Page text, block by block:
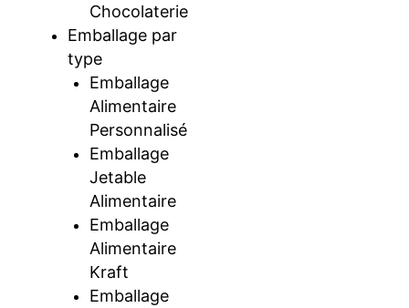
Chocolaterie
Emballage par
type
Emballage
Alimentaire
Personnalisé
Emballage
Jetable
Alimentaire
Emballage
Alimentaire
Kraft
Emballage